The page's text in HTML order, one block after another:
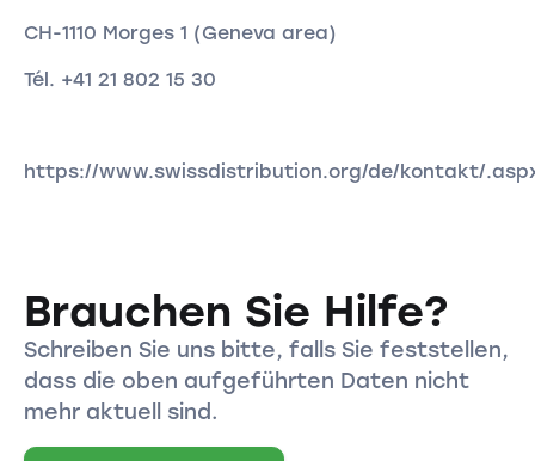
CH-1110 Morges 1 (Geneva area)
Tél. +41 21 802 15 30
https://www.swissdistribution.org/de/kontakt/
Brauchen Sie Hilfe?
Schreiben Sie uns bitte, falls Sie feststellen,
dass die oben aufgeführten Daten nicht
mehr aktuell sind.